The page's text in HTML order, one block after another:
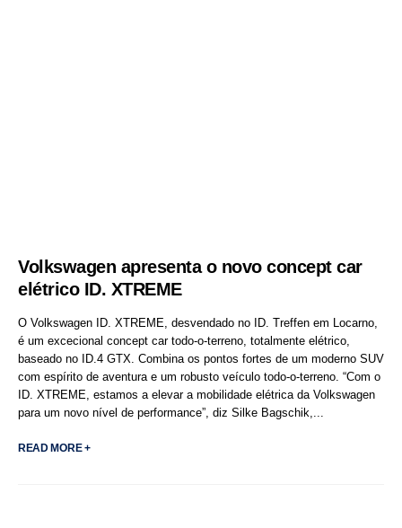
Volkswagen apresenta o novo concept car
elétrico ID. XTREME
O Volkswagen ID. XTREME, desvendado no ID. Treffen em Locarno,
é um excecional concept car todo-o-terreno, totalmente elétrico,
baseado no ID.4 GTX. Combina os pontos fortes de um moderno SUV
com espírito de aventura e um robusto veículo todo-o-terreno. “Com o
ID. XTREME, estamos a elevar a mobilidade elétrica da Volkswagen
para um novo nível de performance”, diz Silke Bagschik,...
READ MORE +